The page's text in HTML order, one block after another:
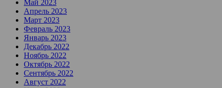
Май 2023
Апрель 2023
Март 2023
Февраль 2023
Январь 2023
Декабрь 2022
Ноябрь 2022
Октябрь 2022
Сентябрь 2022
Август 2022